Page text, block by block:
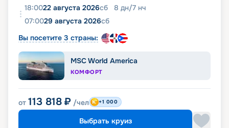
18:0022 августа 2026сб 8 дн/7 нч
07:0029 августа 2026сб
Вы посетите 3 страны:
MSC World America
КОМФОРТ
от 113 818 ₽ /чел +1 000
Выбрать круиз